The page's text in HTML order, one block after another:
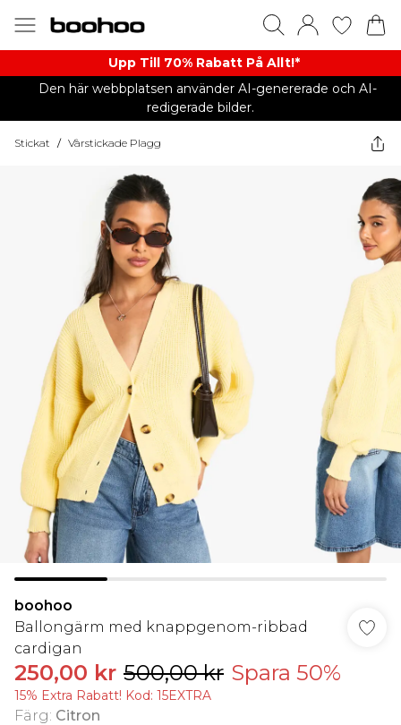
Upp Till 70% Rabatt På Allt!*
Den här webbplatsen använder AI-genererade och AI-
redigerade bilder.
Stickat / Vårstickade Plagg
boohoo
Ballongärm med knappgenom-ribbad
cardigan
250,00 kr 500,00 kr Spara 50%
15% Extra Rabatt! Kod: 15EXTRA
Färg: Citron